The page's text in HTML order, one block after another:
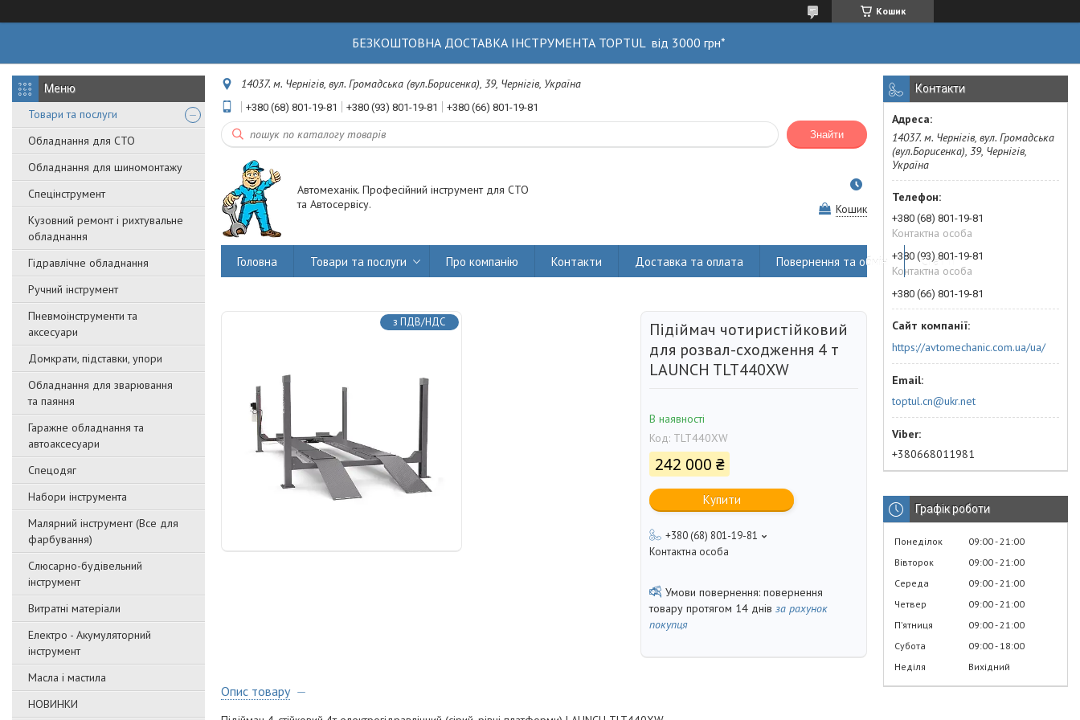
Кошик
БЕЗКОШТОВНА ДОСТАВКА ІНСТРУМЕНТА TOPTUL від 3000 грн*
Товари та послуги
Обладнання для СТО
Обладнання для шиномонтажу
Спецінструмент
Кузовний ремонт і рихтувальне
обладнання
Гідравлічне обладнання
Ручний інструмент
Пневмоінструменти та
аксесуари
Домкрати, підставки, упори
Обладнання для зварювання
та паяння
Гаражне обладнання та
автоаксесуари
Спецодяг
Набори інструмента
Малярний інструмент (Все для
фарбування)
Слюсарно-будівельний
інструмент
Витратні матеріали
Електро - Акумуляторний
інструмент
Масла і мастила
НОВИНКИ
14037. м. Чернігів, вул. Громадська (вул.Борисенка), 39, Чернігів, Україна
+380 (68) 801-19-81 +380 (93) 801-19-81 +380 (66) 801-19-81
Знайти
Автомеханік. Професійний інструмент для СТО
та Автосервісу.
Кошик
Головна Товари та послуги Про компанію Контакти Доставка та оплата Повернення та обмін Статті
з ПДВ/НДС
Підіймач чотиристійковий
для розвал-сходження 4 т
LAUNCH TLT440XW
В наявності
Код: TLT440XW
242 000 ₴
Купити
+380 (68) 801-19-81
Контактна особа
повернення
товару протягом 14 днів за рахунок
покупця
Опис товару
Контакти
14037. м. Чернігів, вул. Громадська
(вул.Борисенка), 39, Чернігів,
Україна
+380 (68) 801-19-81
Контактна особа
+380 (93) 801-19-81
Контактна особа
+380 (66) 801-19-81
https://avtomechanic.com.ua/ua/
toptul.cn@ukr.net
+380668011981
Графік роботи
Понеділок 09:00 21:00
Вівторок
09:00 21:00
Середа
09:00 21:00
Четвер
09:00 21:00
Пʼятниця
09:00 21:00
Субота
09:00 18:00
Неділя
Вихідний